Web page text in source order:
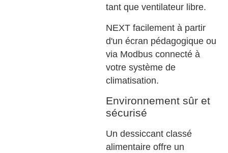
tant que ventilateur libre.
NEXT facilement à partir
d'un écran pédagogique ou
via Modbus connecté à
votre système de
climatisation.
Environnement sûr et
sécurisé
Un dessiccant classé
alimentaire offre un